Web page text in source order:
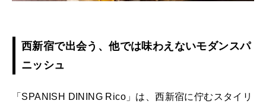
西新宿で出会う、他では味わえないモダンスパ
ニッシュ
「SPANISH DINING Rico」は、西新宿に佇むスタイリ